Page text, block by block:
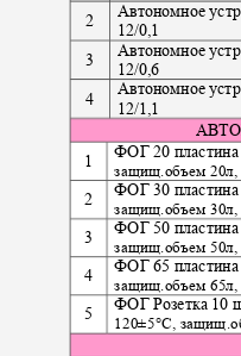
2
Автономное
12/0,1
Автономное
12/0,6
Автономное
12/1,1
3
4
ФОГ 20 пластина
защищ.объем 20л,
1
2
3
4
5
ФОГ 30
защищ.объем 30л,
ФОГ 50
защищ.объем 50л,
ФОГ 65
защищ.объем 65л,
ФОГ Розетка 10
120±5°С,